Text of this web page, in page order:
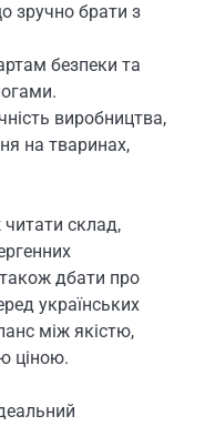
зручно брати з
безпеки та
виробництва,
на тваринах,
склад,
дбати про
українських
між якістю,
ціною.